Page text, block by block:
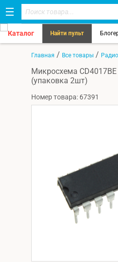
Каталог Найти пульт
Главная / Все товары /
Микросхема
(упаковка 2шт)
Номер товара: 67391